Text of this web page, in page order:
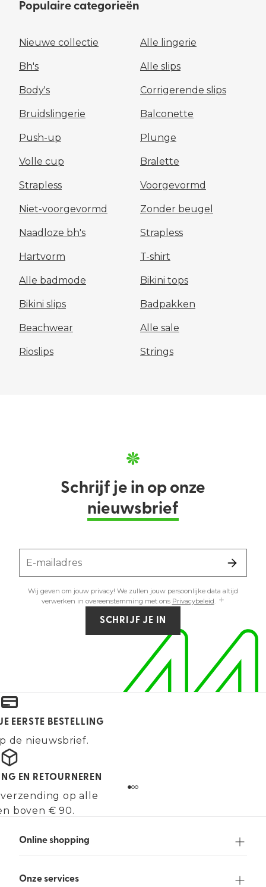
Populaire categorieën
Nieuwe collectie Alle lingerie
Bh's Alle slips
Body's Corrigerende slips
Bruidslingerie Balconette
Push-up Plunge
Volle cup Bralette
Strapless Voorgevormd
Niet-voorgevormd Zonder beugel
Naadloze bh's Strapless
Hartvorm T-shirt
Alle badmode Bikini tops
Bikini slips Badpakken
Beachwear Alle sale
Rioslips Strings
Schrijf je in op onze
nieuwsbrief
E-mailadres
Wij geven om jouw privacy! We zullen jouw persoonlijke data altijd
verwerken in overeenstemming met ons Privacybeleid.
SCHRIJF JE IN
EERSTE BESTELLING
de nieuwsbrief.
EN RETOURNEREN
op alle
boven € 90.
Online shopping
Onze services